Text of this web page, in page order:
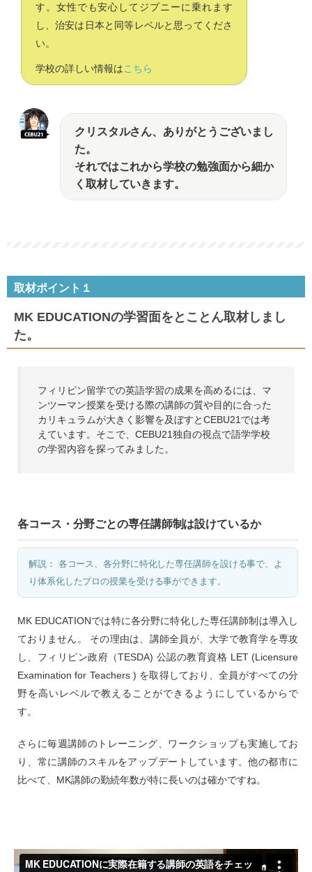
す。女性でも安心してジプニーに乗れます
し、治安は日本と同等レベルと思ってくださ
い。
学校の詳しい情報はこちら
クリスタルさん、ありがとうございまし
た。
それではこれから学校の勉強面から細か
く取材していきます。
取材ポイント１
MK EDUCATIONの学習面をとことん取材しまし
た。
フィリピン留学での英語学習の成果を高めるには、マ
ンツーマン授業を受ける際の講師の質や目的に合った
カリキュラムが大きく影響を及ぼすとCEBU21では考
えています。そこで、CEBU21独自の視点で語学学校
の学習内容を探ってみました。
各コース・分野ごとの専任講師制は設けているか
解説： 各コース、各分野に特化した専任講師を設ける事で、よ
り体系化したプロの授業を受ける事ができます。
MK EDUCATIONでは特に各分野に特化した専任講師制は導入し
ておりません。 その理由は、講師全員が、大学で教育学を専攻
し、フィリピン政府（TESDA) 公認の教育資格 LET (Licensure
Examination for Teachers ) を取得しており、全員がすべての分
野を高いレベルで教えることができるようにしているからで
す。
さらに毎週講師のトレーニング、ワークショップも実施してお
り、常に講師のスキルをアップデートしています。他の都市に
比べて、MK講師の勤続年数が特に長いのは確かですね。